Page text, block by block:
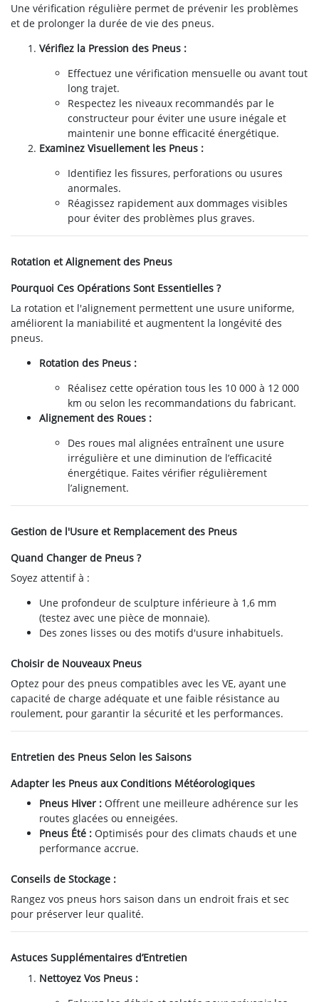
Une vérification régulière permet de prévenir les problèmes
et de prolonger la durée de vie des pneus.
Vérifiez la Pression des Pneus :
Effectuez une vérification mensuelle ou avant tout
long trajet.
Respectez les niveaux recommandés par le
constructeur pour éviter une usure inégale et
maintenir une bonne efficacité énergétique.
Examinez Visuellement les Pneus :
Identifiez les fissures, perforations ou usures
anormales.
Réagissez rapidement aux dommages visibles
pour éviter des problèmes plus graves.
Rotation et Alignement des Pneus
Pourquoi Ces Opérations Sont Essentielles ?
La rotation et l'alignement permettent une usure uniforme,
améliorent la maniabilité et augmentent la longévité des
pneus.
Rotation des Pneus :
Réalisez cette opération tous les 10 000 à 12 000
km ou selon les recommandations du fabricant.
Alignement des Roues :
Des roues mal alignées entraînent une usure
irrégulière et une diminution de l’efficacité
énergétique. Faites vérifier régulièrement
l’alignement.
Gestion de l'Usure et Remplacement des Pneus
Quand Changer de Pneus ?
Soyez attentif à :
Une profondeur de sculpture inférieure à 1,6 mm
(testez avec une pièce de monnaie).
Des zones lisses ou des motifs d'usure inhabituels.
Choisir de Nouveaux Pneus
Optez pour des pneus compatibles avec les VE, ayant une
capacité de charge adéquate et une faible résistance au
roulement, pour garantir la sécurité et les performances.
Entretien des Pneus Selon les Saisons
Adapter les Pneus aux Conditions Météorologiques
Pneus Hiver : Offrent une meilleure adhérence sur les
routes glacées ou enneigées.
Pneus Été : Optimisés pour des climats chauds et une
performance accrue.
Conseils de Stockage :
Rangez vos pneus hors saison dans un endroit frais et sec
pour préserver leur qualité.
Astuces Supplémentaires d’Entretien
Nettoyez Vos Pneus :